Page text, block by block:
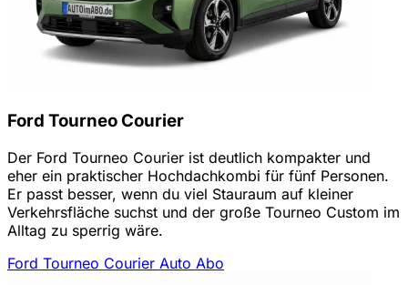
Ford Tourneo Courier
Der Ford Tourneo Courier ist deutlich kompakter und
eher ein praktischer Hochdachkombi für fünf Personen.
Er passt besser, wenn du viel Stauraum auf kleiner
Verkehrsfläche suchst und der große Tourneo Custom im
Alltag zu sperrig wäre.
Ford Tourneo Courier Auto Abo